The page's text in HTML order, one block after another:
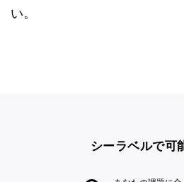
い。
シーラベルで可